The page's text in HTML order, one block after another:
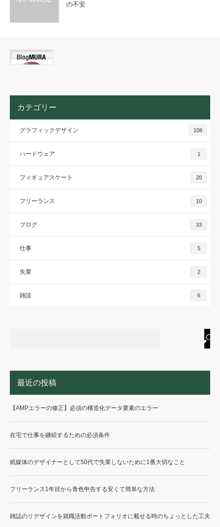
の不安
カテゴリー
グラフィックデザイン 108
ハードウェア 1
フィギュアスケート 20
フリーランス 10
ブログ 33
仕事 5
失業 2
雑談 6
最近の投稿
【AMPエラーの修正】必須の構造化データ要素のエラー
在宅で仕事を継続するための必須条件
紙媒体のデザイナーとして50代で失業しないために1番大切なこと
フリーランス1年目から青色申告する安くて簡単な方法
雑誌のリデザインを就職活動ポートフォリオに載せる時のちょっとした工夫